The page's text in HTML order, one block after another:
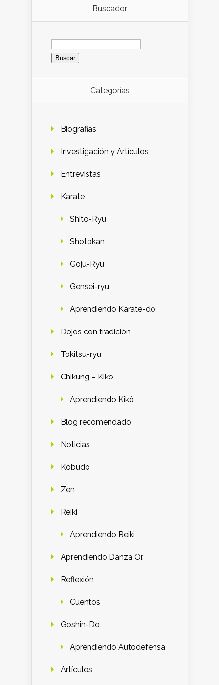
Buscador
Buscar:
Categorías
Biografias
Investigación y Artículos
Entrevistas
Karate
Shito-Ryu
Shotokan
Goju-Ryu
Gensei-ryu
Aprendiendo Karate-do
Dojos con tradición
Tokitsu-ryu
Chikung – Kiko
Aprendiendo Kikô
Blog recomendado
Noticias
Kobudo
Zen
Reiki
Aprendiendo Reiki
Aprendiendo Danza Or.
Reflexión
Cuentos
Goshin-Do
Aprendiendo Autodefensa
Artículos